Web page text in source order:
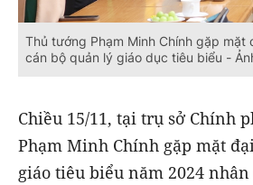
Thủ tướng Phạm Minh Chính gặp mặt
cán bộ quản lý giáo dục tiêu biểu -
Chiều 15/11, tại trụ sở Chính
Phạm Minh Chính gặp mặt
giáo tiêu biểu năm 2024